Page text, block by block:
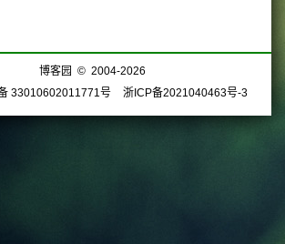
博客园 © 2004-2026
33010602011771号
浙ICP备2021040463号-3